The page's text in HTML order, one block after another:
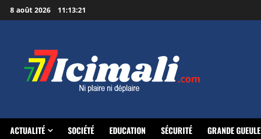
Aller
au
8 août 2026 11:13:22
ACTUALITÉ SOCIÉTÉ EDUCATION SÉCURITÉ GRANDE GUEULE